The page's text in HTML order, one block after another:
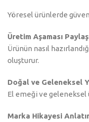
Yöresel ürünlerde
Üretim Aşaması
Ürünün nasıl
oluşturur.
Doğal ve Geleneksel
El emeği ve geleneksel
Marka Hikayesi